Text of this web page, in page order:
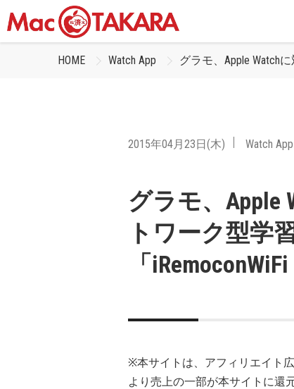
HOME Watch App グラモ、Apple Watch
2015年04月23日(木) Watch App
グラモ、Apple
トワーク型学
「
※本サイトは、アフィリエイト
より売上の一部が本サイトに還